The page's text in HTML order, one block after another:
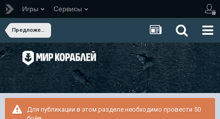
Игры Сервисы
Предложения по игре
Для публикации в этом разделе необходимо провести 50